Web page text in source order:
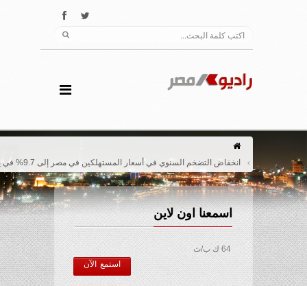
انخفاض التضخم السنوي في أسعار المستهلكين في مصر إلى 9.7% في يناير
اسمعنا اون لاين
64 ك ب/ث
استمع الآن